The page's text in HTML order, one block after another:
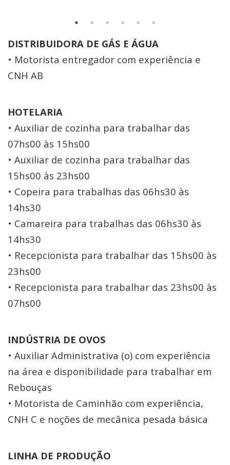
DISTRIBUIDORA DE GÁS E ÁGUA
• Motorista entregador com experiência e
CNH AB
HOTELARIA
• Auxiliar de cozinha para trabalhar das
07hs00 às 15hs00
• Auxiliar de cozinha para trabalhar das
15hs00 às 23hs00
• Copeira para trabalhas das 06hs30 às
14hs30
• Camareira para trabalhas das 06hs30 às
14hs30
• Recepcionista para trabalhar das 15hs00 às
23hs00
• Recepcionista para trabalhar das 23hs00 às
07hs00
INDÚSTRIA DE OVOS
• Auxiliar Administrativa (o) com experiência
na área e disponibilidade para trabalhar em
Rebouças
• Motorista de Caminhão com experiência,
CNH C e noções de mecânica pesada básica
LINHA DE PRODUÇÃO